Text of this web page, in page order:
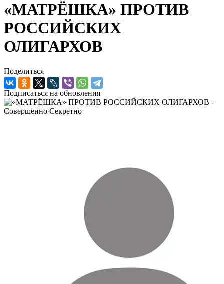
«МАТРЁШКА» ПРОТИВ
РОССИЙСКИХ
ОЛИГАРХОВ
Поделиться
Подписаться на обновления